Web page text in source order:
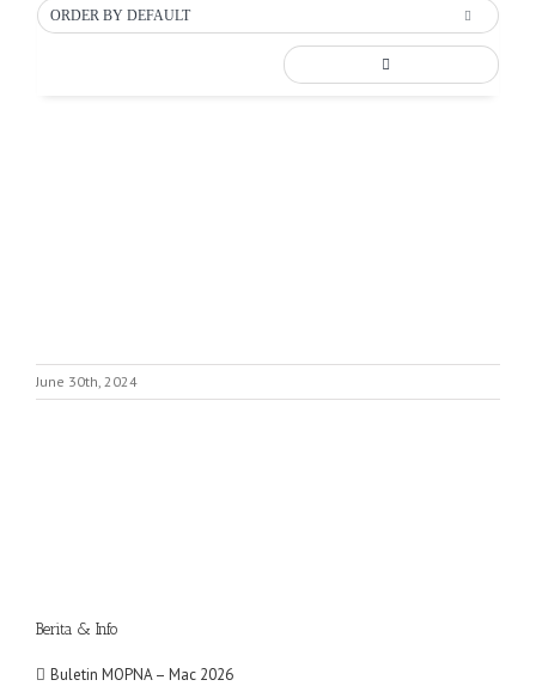
ORDER BY DEFAULT
June 30th, 2024
Berita & Info
Buletin MOPNA – Mac 2026